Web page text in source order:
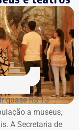
quase R$ 13
a museus,
A Secretaria de